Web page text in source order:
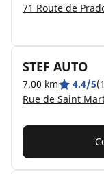
71 Route de
STEF AUTO
7.00 km 4.4/5
Rue de Saint